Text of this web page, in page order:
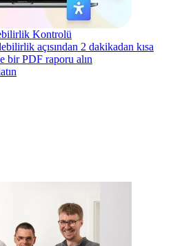
Kontrolü
açısından 2 dakikadan kısa
bir PDF raporu alın